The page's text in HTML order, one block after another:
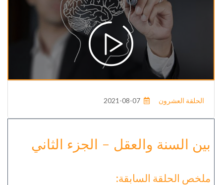
الحلقة العشرون 2021-08-07
بين السنة والعقل - الجزء الثاني
ملخص الحلقة السابقة: